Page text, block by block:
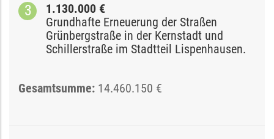
Gesamtsumme: 14.460.150 €
1.130.000 €
Grundhafte Erneuerung der Straßen
Grünbergstraße in der Kernstadt und
Schillerstraße im Stadtteil Lispenhausen.